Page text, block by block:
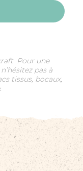
Pour une
pas à
tissus, bocaux,